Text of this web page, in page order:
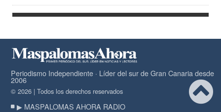
Periodismo Independiente · Líder del sur de Gran Canaria desde
2006
© 2026 | Todos los derechos reservados
▶ MASPALOMAS AHORA RADIO